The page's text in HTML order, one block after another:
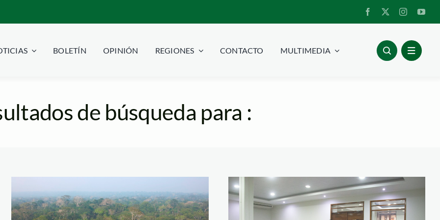
BOLETÍN OPINIÓN REGIONES CONTACTO MULTIMEDIA
de búsqueda para :